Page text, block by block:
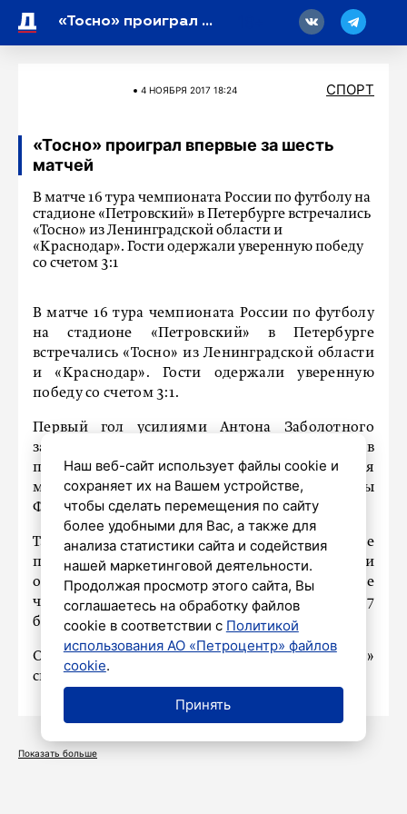
«Тосно» проиграл впервые за шесть матчей
4 НОЯБРЯ 2017 18:24 СПОРТ
«Тосно» проиграл впервые за шесть
матчей
В матче 16 тура чемпионата России по футболу на
стадионе «Петровский» в Петербурге встречались
«Тосно» из Ленинградской области и
«Краснодар». Гости одержали уверенную победу
со счетом 3:1
В матче 16 тура чемпионата России по футболу
на стадионе «Петровский» в Петербурге
встречались «Тосно» из Ленинградской области
и «Краснодар». Гости одержали уверенную
победу со счетом 3:1.
Первый гол усилиями Антона Заболотного
забили тосненцы на 3-й минуте. Однако еще в
первом тайме «Краснодар» ответил тремя
мячами: отличились Юрий Газинский и дважды
Федор Смолов.
Таким образом, «Тосно» потерпел первое
поражение за шесть матчей и с 17 очками
остался на 13 месте в турнирной таблице
чемпионата России. «Краснодар» набрал 27
баллов и переместился на третью строчку.
Отметим, в следующем туре 19 ноября «Тосно»
сыграет против «Зенита».
Показать больше
Наш веб-сайт использует файлы cookie и
сохраняет их на Вашем устройстве,
чтобы сделать перемещения по сайту
более удобными для Вас, а также для
анализа статистики сайта и содействия
нашей маркетинговой деятельности.
Продолжая просмотр этого сайта, Вы
соглашаетесь на обработку файлов
cookie в соответствии с Политикой
использования АО «Петроцентр» файлов
cookie.
Принять